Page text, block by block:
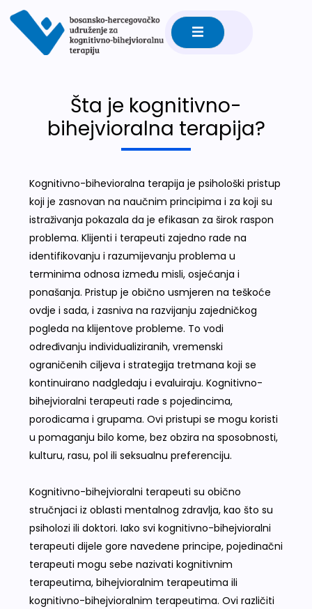
Šta je kognitivno-
bihejvioralna terapija?
Kognitivno-bihevioralna terapija je psihološki pristup
koji je zasnovan na naučnim principima i za koji su
istraživanja pokazala da je efikasan za širok raspon
problema. Klijenti i terapeuti zajedno rade na
identifikovanju i razumijevanju problema u
terminima odnosa između misli, osjećanja i
ponašanja. Pristup je obično usmjeren na teškoće
ovdje i sada, i zasniva na razvijanju zajedničkog
pogleda na klijentove probleme. To vodi
određivanju individualiziranih, vremenski
ograničenih ciljeva i strategija tretmana koji se
kontinuirano nadgledaju i evaluiraju. Kognitivno-
bihejvioralni terapeuti rade s pojedincima,
porodicama i grupama. Ovi pristupi se mogu koristi
u pomaganju bilo kome, bez obzira na sposobnosti,
kulturu, rasu, pol ili seksualnu preferenciju.
Kognitivno-bihejvioralni terapeuti su obično
stručnjaci iz oblasti mentalnog zdravlja, kao što su
psiholozi ili doktori. Iako svi kognitivno-bihejvioralni
terapeuti dijele gore navedene principe, pojedinačni
terapeuti mogu sebe nazivati kognitivnim
terapeutima, bihejvioralnim terapeutima ili
kognitivno-bihejvioralnim terapeutima. Ovi različiti